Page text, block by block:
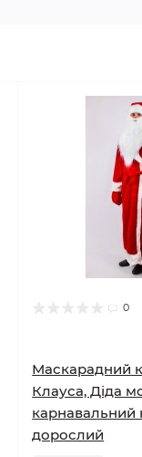
0
Маскарадний
Клауса, Діда
карнавальний
дорослий